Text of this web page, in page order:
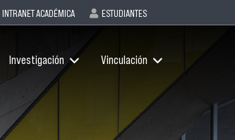
INTRANET ACADÉMICA ESTUDIANTES
Investigación Vinculación